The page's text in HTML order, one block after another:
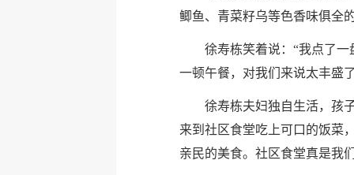
鲫鱼、青菜籽乌等色香味俱全
徐寿栋笑着说：“我点了
一顿午餐，对我们来说太丰盛
徐寿栋夫妇独自生活，孩
来到社区食堂吃上可口的饭菜
亲民的美食。社区食堂真是我